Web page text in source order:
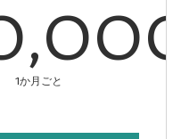
1か月ごと